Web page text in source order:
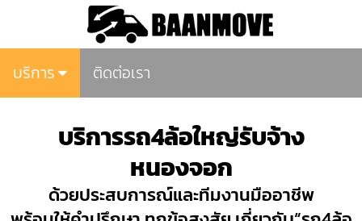
บริการ ติดต่อเรา
บริการรถ4ล้อใหญ่รับจ้าง
หนองจอก
ด้วยประสบการณ์และทีมงานมืออาชีพ